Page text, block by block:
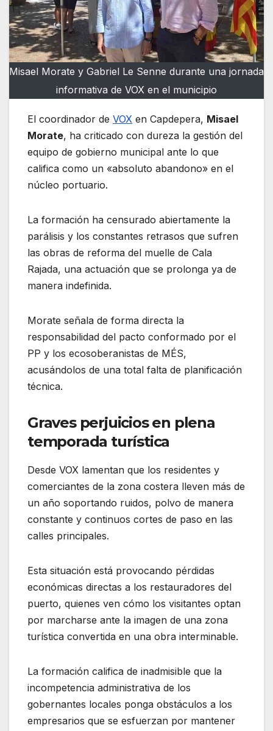
Misael Morate y Gabriel Le Senne durante una jornada
informativa de VOX en el municipio
El coordinador de VOX en Capdepera, Misael
Morate, ha criticado con dureza la gestión del
equipo de gobierno municipal ante lo que
califica como un «absoluto abandono» en el
núcleo portuario.
La formación ha censurado abiertamente la
parálisis y los constantes retrasos que sufren
las obras de reforma del muelle de Cala
Rajada, una actuación que se prolonga ya de
manera indefinida.
Morate señala de forma directa la
responsabilidad del pacto conformado por el
PP y los ecosoberanistas de MÉS,
acusándolos de una total falta de planificación
técnica.
Graves perjuicios en plena
temporada turística
Desde VOX lamentan que los residentes y
comerciantes de la zona costera lleven más de
un año soportando ruidos, polvo de manera
constante y continuos cortes de paso en las
calles principales.
Esta situación está provocando pérdidas
económicas directas a los restauradores del
puerto, quienes ven cómo los visitantes optan
por marcharse ante la imagen de una zona
turística convertida en una obra interminable.
La formación califica de inadmisible que la
incompetencia administrativa de los
gobernantes locales ponga obstáculos a los
empresarios que se esfuerzan por mantener